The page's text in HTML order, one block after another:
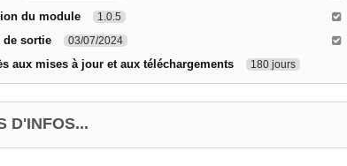
du module 1.0.5
de sortie 03/07/2024
aux mises à jour et aux téléchargements 180 jours
D'INFOS...